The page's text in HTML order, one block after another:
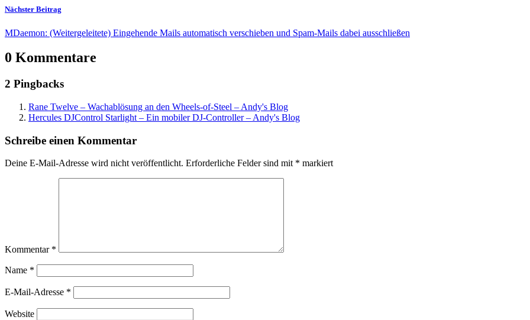
Nächster Beitrag
MDaemon: (Weitergeleitete) Eingehende Mails automatisch verschieben und Spam-Mails dabei ausschließen
0 Kommentare
2 Pingbacks
Rane Twelve – Wachablösung an den Wheels-of-Steel – Andy's Blog
Hercules DJControl Starlight – Ein mobiler DJ-Controller – Andy's Blog
Schreibe einen Kommentar
Deine E-Mail-Adresse wird nicht veröffentlicht. Erforderliche Felder sind mit * markiert
Kommentar *
Name *
E-Mail-Adresse *
Website